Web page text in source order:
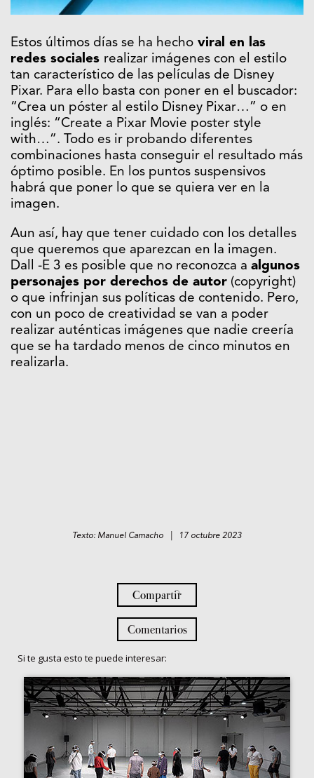
Estos últimos días se ha hecho viral en las
redes sociales realizar imágenes con el estilo
tan característico de las películas de Disney
Pixar. Para ello basta con poner en el buscador:
“Crea un póster al estilo Disney Pixar…” o en
inglés: “Create a Pixar Movie poster style
with…”. Todo es ir probando diferentes
combinaciones hasta conseguir el resultado más
óptimo posible. En los puntos suspensivos
habrá que poner lo que se quiera ver en la
imagen.
Aun así, hay que tener cuidado con los detalles
que queremos que aparezcan en la imagen.
Dall -E 3 es posible que no reconozca a algunos
personajes por derechos de autor (copyright)
o que infrinjan sus políticas de contenido. Pero,
con un poco de creatividad se van a poder
realizar auténticas imágenes que nadie creería
que se ha tardado menos de cinco minutos en
realizarla.
Texto: Manuel Camacho | 17 octubre 2023
Compartir
Comentarios
Si te gusta esto te puede interesar: